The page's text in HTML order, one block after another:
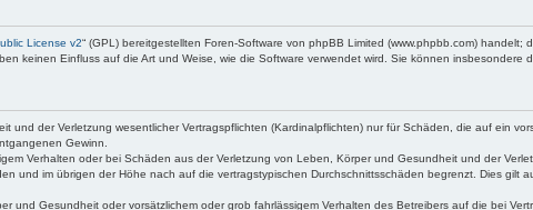
License v2“ (GPL) bereitgestellten Foren-Software von phpBB Limited (www.phpbb.com) handelt;
keinen Einfluss auf die Art und Weise, wie die Software verwendet wird. Sie können insbesondere
und der Verletzung wesentlicher Vertragspflichten (Kardinalpflichten) nur für Schäden, die auf ein
Gewinn.
Verhalten oder bei Schäden aus der Verletzung von Leben, Körper und Gesundheit und der
und im übrigen der Höhe nach auf die vertragstypischen Durchschnittsschäden begrenzt. Dies gilt
und Gesundheit oder vorsätzlichem oder grob fahrlässigem Verhalten des Betreibers auf die bei